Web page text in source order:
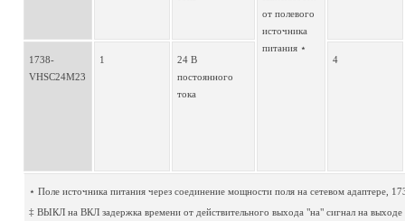
от полевого
источника
питания ⋆
1738-
VHSC24M23
1
24 В
постоянного
тока
4
⋆ Поле источника питания через соединение мощности поля на сетевом адаптере,
‡ ВЫКЛ на ВКЛ задержка времени от действительного выхода "на" сигнал на